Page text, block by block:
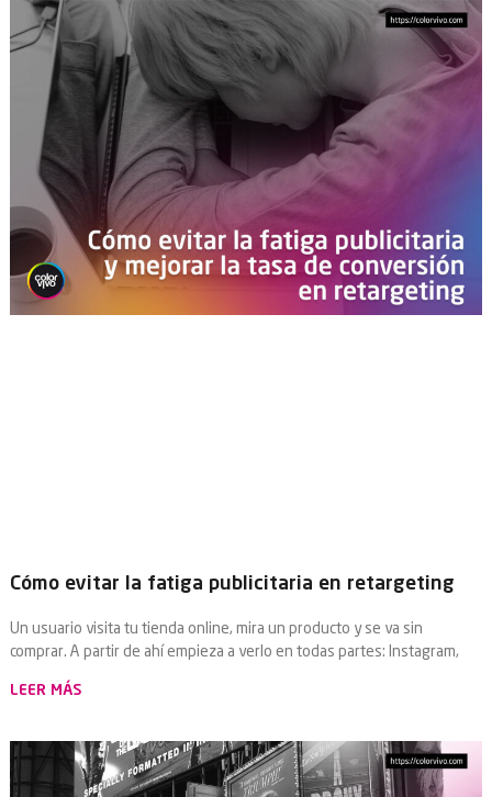
Cómo evitar la fatiga publicitaria en retargeting
Un usuario visita tu tienda online, mira un producto y se va sin
comprar. A partir de ahí empieza a verlo en todas partes: Instagram,
LEER MÁS